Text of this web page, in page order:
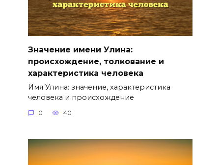
Значение имени Улина:
происхождение, толкование и
характеристика человека
Имя Улина: значение, характеристика
человека и происхождение
0 40